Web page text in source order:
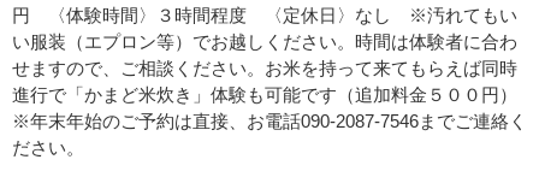
円 〈体験時間〉３時間程度 〈定休日〉なし ※汚れてもい
い服装（エプロン等）でお越しください。時間は体験者に合わ
せますので、ご相談ください。お米を持って来てもらえば同時
進行で「かまど米炊き」体験も可能です（追加料金５００円）
※年末年始のご予約は直接、お電話090-2087-7546までご連絡く
ださい。